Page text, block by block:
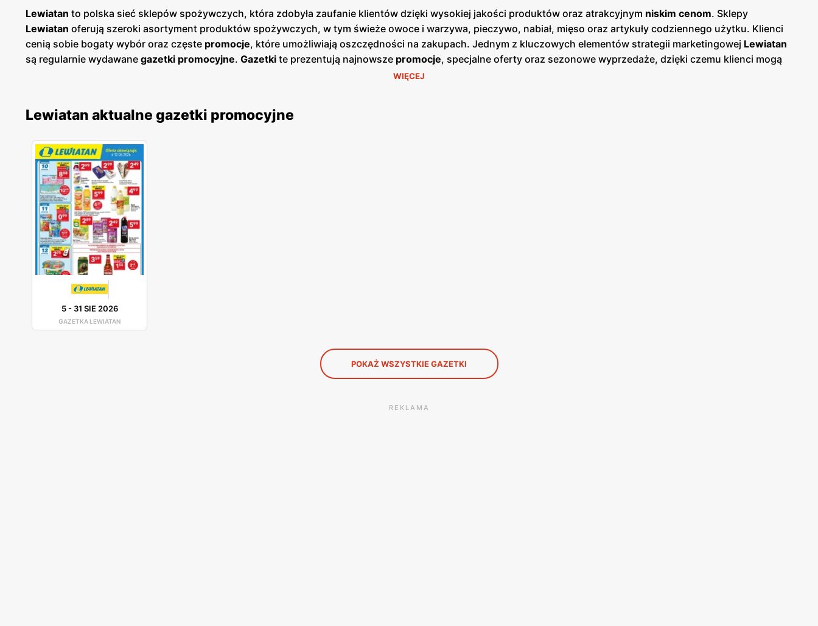
Lewiatan to polska sieć sklepów spożywczych, która zdobyła zaufanie klientów dzięki wysokiej jakości produktów oraz atrakcyjnym niskim cenom. Sklepy
Lewiatan oferują szeroki asortyment produktów spożywczych, w tym świeże owoce i warzywa, pieczywo, nabiał, mięso oraz artykuły codziennego użytku. Klienci
cenią sobie bogaty wybór oraz częste promocje, które umożliwiają oszczędności na zakupach. Jednym z kluczowych elementów strategii marketingowej Lewiatan
są regularnie wydawane gazetki promocyjne. Gazetki te prezentują najnowsze promocje, specjalne oferty oraz sezonowe wyprzedaże, dzięki czemu klienci mogą
planować swoje zakupy i korzystać z wyjątkowych okazji cenowych. Publikacje te są dostępne zarówno w formie papierowej w sklepach, jak i online, co umożliwia
od lokalnych dostawców. Dzięki temuLewiatanzdobył lojalność wielu zadowolonych klientów. Produkty oferowane przez
innowacyjność i ciągłe udoskonalanie swojej oferty, aby sprostać oczekiwaniom klientów poszukujących świeżych i wysokiej jakości produktów spożywczych.
WIĘCEJ
Lewiatan aktualne gazetki promocyjne
5- 31 SIE 2026
GAZETKA LEWIATAN
POKAŻ WSZYSTKIE GAZETKI
REKLAMA